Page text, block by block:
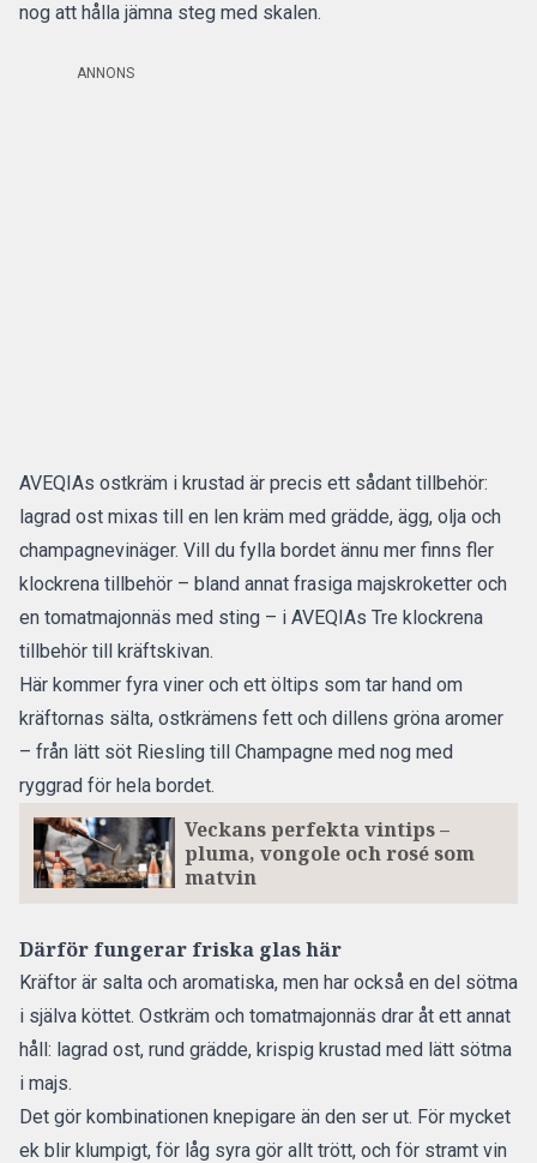
nog att hålla jämna steg med skalen.
ANNONS
AVEQIAs ostkräm i krustad är precis ett sådant tillbehör:
lagrad ost mixas till en len kräm med grädde, ägg, olja och
champagnevinäger. Vill du fylla bordet ännu mer finns fler
klockrena tillbehör – bland annat frasiga majskroketter och
en tomatmajonnäs med sting – i AVEQIAs Tre klockrena
tillbehör till kräftskivan.
Här kommer fyra viner och ett öltips som tar hand om
kräftornas sälta, ostkrämens fett och dillens gröna aromer
– från lätt söt Riesling till Champagne med nog med
ryggrad för hela bordet.
Veckans perfekta vintips –
pluma, vongole och rosé som
matvin
Därför fungerar friska glas här
Kräftor är salta och aromatiska, men har också en del sötma
i själva köttet. Ostkräm och tomatmajonnäs drar åt ett annat
håll: lagrad ost, rund grädde, krispig krustad med lätt sötma
i majs.
Det gör kombinationen knepigare än den ser ut. För mycket
ek blir klumpigt, för låg syra gör allt trött, och för stramt vin